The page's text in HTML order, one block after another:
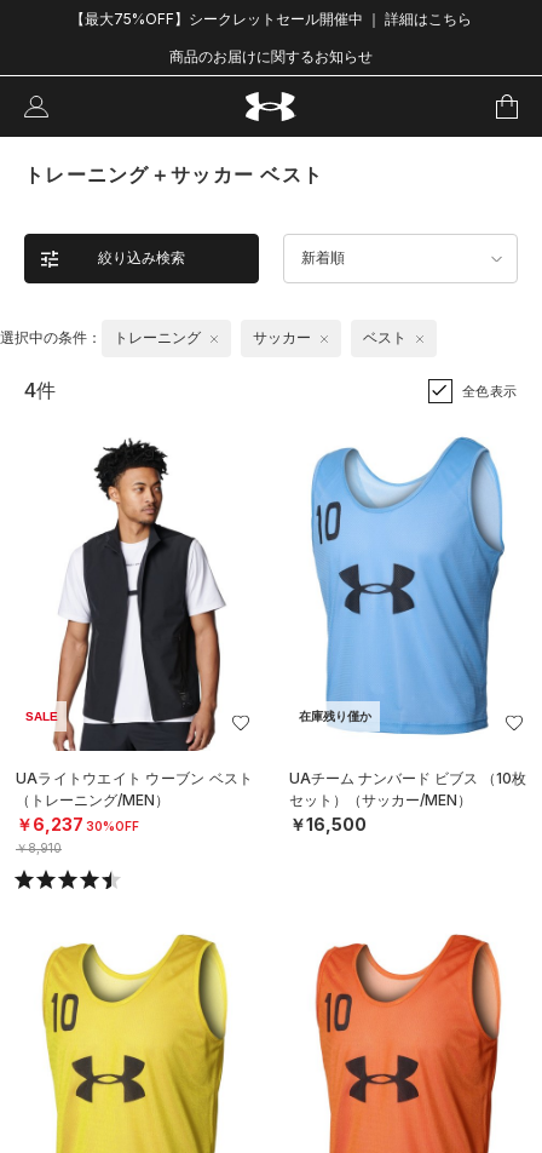
【最大75%OFF】シークレットセール開催中 ｜ 詳細はこちら
商品のお届けに関するお知らせ
トレーニング＋サッカー ベスト
絞り込み検索 新着順
選択中の条件： トレーニング サッカー ベスト
4件 全色表示
SALE
UAライトウエイト ウーブン ベスト
（トレーニング/MEN）
￥6,237 30%OFF
￥8,910
在庫残り僅か
UAチーム ナンバード ビブス （10枚
セット）（サッカー/MEN）
￥16,500